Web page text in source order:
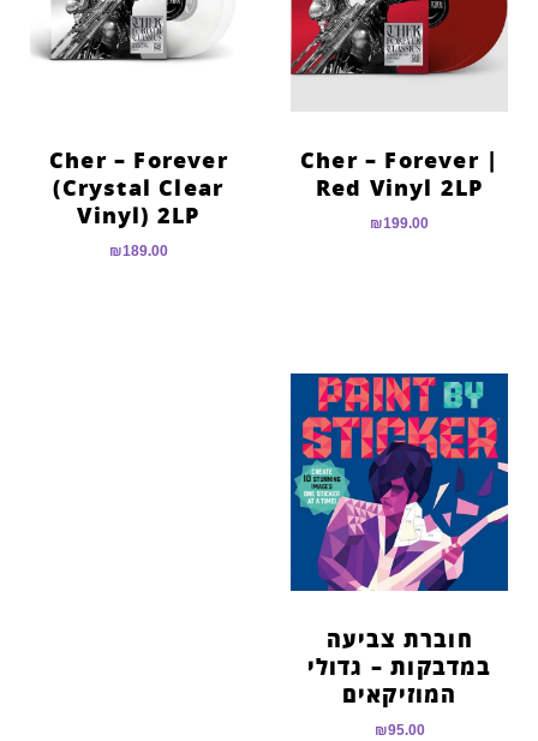
הוסף קו תחתון לקישורים
font_download סמן קישורים
לאפס
כל
האפשרויות
cached
Cher – Forever |
Red Vinyl 2LP
₪199.00
Cher – Forever
(Crystal Clear
Vinyl) 2LP
₪189.00
חוברת צביעה
במדבקות – גדולי
המוזיקאים
₪95.00